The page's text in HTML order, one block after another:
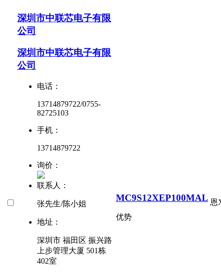
深圳市中联芯电子有限
公司
深圳市中联芯电子有限
公司
电话：
13714879722/0755-
82725103
手机：
13714879722
询价：
联系人：
张先生/陈小姐
地址：
深圳市 福田区 振兴路
上步管理大厦 501栋
402室
MC9S12XEP100MAL
优势
恩